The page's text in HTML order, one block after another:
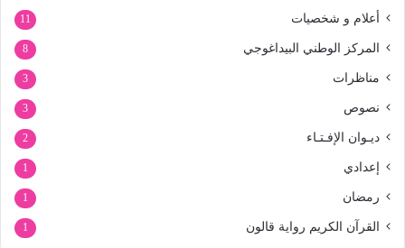
أعلام و شخصيات 11
المركز الوطني البيداغوجي 8
مناظرات 3
نصوص 3
ديـوان الإفـتـاء 2
إعدادي 1
رمضان 1
القرآن الكريم رواية قالون 1